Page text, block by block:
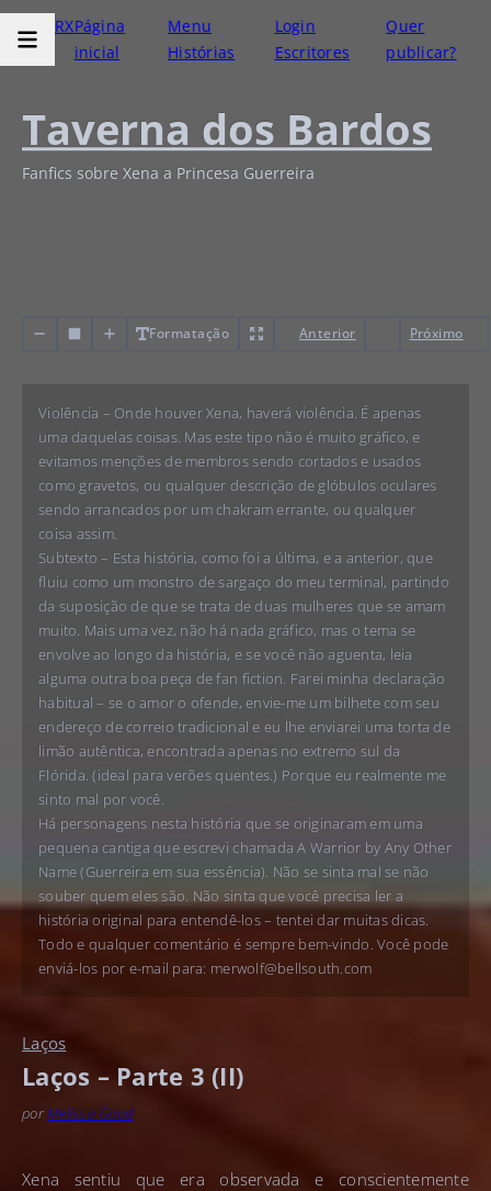
RXPágina
inicial
Menu
Histórias
Login
Escritores
Quer
publicar?
Taverna dos Bardos
Fanfics sobre Xena a Princesa Guerreira
Formatação Anterior Próximo
Violência – Onde houver Xena, haverá violência. É apenas
uma daquelas coisas. Mas este tipo não é muito gráfico, e
evitamos menções de membros sendo cortados e usados
como gravetos, ou qualquer descrição de glóbulos oculares
sendo arrancados por um chakram errante, ou qualquer
coisa assim.
Subtexto – Esta história, como foi a última, e a anterior, que
fluiu como um monstro de sargaço do meu terminal, partindo
da suposição de que se trata de duas mulheres que se amam
muito. Mais uma vez, não há nada gráfico, mas o tema se
envolve ao longo da história, e se você não aguenta, leia
alguma outra boa peça de fan fiction. Farei minha declaração
habitual – se o amor o ofende, envie-me um bilhete com seu
endereço de correio tradicional e eu lhe enviarei uma torta de
limão autêntica, encontrada apenas no extremo sul da
Flórida. (ideal para verões quentes.) Porque eu realmente me
sinto mal por você.
Há personagens nesta história que se originaram em uma
pequena cantiga que escrevi chamada A Warrior by Any Other
Name (Guerreira em sua essência). Não se sinta mal se não
souber quem eles são. Não sinta que você precisa ler a
história original para entendê-los – tentei dar muitas dicas.
Todo e qualquer comentário é sempre bem-vindo. Você pode
enviá-los por e-mail para: merwolf@bellsouth.com
Laços
Laços – Parte 3 (II)
porMelissa Good
Xena sentiu que era observada e conscientemente